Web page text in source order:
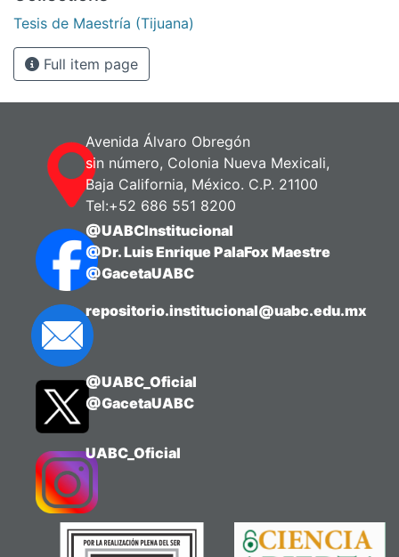
Tesis de Maestría (Tijuana)
Full item page
Avenida Álvaro Obregón
sin número, Colonia Nueva Mexicali,
Baja California, México. C.P. 21100
Tel:+52 686 551 8200
@UABCInstitucional
@Dr. Luis Enrique PalaFox Maestre
@GacetaUABC
repositorio.institucional@uabc.edu.mx
@UABC_Oficial
@GacetaUABC
UABC_Oficial